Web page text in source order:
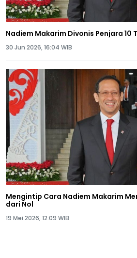
Nadiem Makarim Divonis Penjara 10
30 Jun 2026, 16:04 WIB
Mengintip Cara Nadiem Makarim
dari Nol
19 Mei 2026, 12:09 WIB